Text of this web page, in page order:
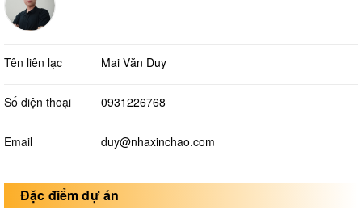
Tên liên lạc Mai Văn Duy
Số điện thoại 0931226768
Email duy@nhaxinchao.com
Đặc điểm dự án